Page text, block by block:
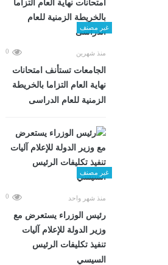
غير مصنف
منذ شهرين 0
الجامعات تستأنف امتحانات
نهاية العام التزاما بالخريطة
الزمنية للعام الدراسى
غير مصنف
منذ شهر واحد 0
رئيس الوزراء يستعرض مع
وزير الدولة للإعلام آليات
تنفيذ تكليفات الرئيس
السيسي